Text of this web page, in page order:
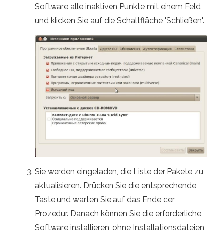
Software alle inaktiven Punkte mit einem Feld
und klicken Sie auf die Schaltfläche "Schließen".
Sie werden eingeladen, die Liste der Pakete zu
aktualisieren. Drücken Sie die entsprechende
Taste und warten Sie auf das Ende der
Prozedur. Danach können Sie die erforderliche
Software installieren, ohne Installationsdateien